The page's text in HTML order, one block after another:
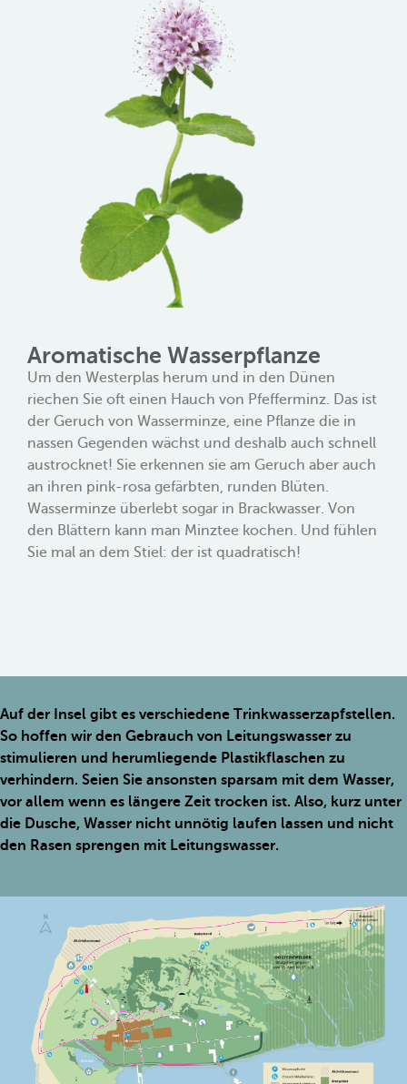
Aromatische Wasserpflanze
Um den Westerplas herum und in den Dünen
riechen Sie oft einen Hauch von Pfefferminz. Das ist
der Geruch von Wasserminze, eine Pflanze die in
nassen Gegenden wächst und deshalb auch schnell
austrocknet! Sie erkennen sie am Geruch aber auch
an ihren pink-rosa gefärbten, runden Blüten.
Wasserminze überlebt sogar in Brackwasser. Von
den Blättern kann man Minztee kochen. Und fühlen
Sie mal an dem Stiel: der ist quadratisch!
Auf der Insel gibt es verschiedene Trinkwasserzapfstellen.
So hoffen wir den Gebrauch von Leitungswasser zu
stimulieren und herumliegende Plastikflaschen zu
verhindern. Seien Sie ansonsten sparsam mit dem Wasser,
vor allem wenn es längere Zeit trocken ist. Also, kurz unter
die Dusche, Wasser nicht unnötig laufen lassen und nicht
den Rasen sprengen mit Leitungswasser.